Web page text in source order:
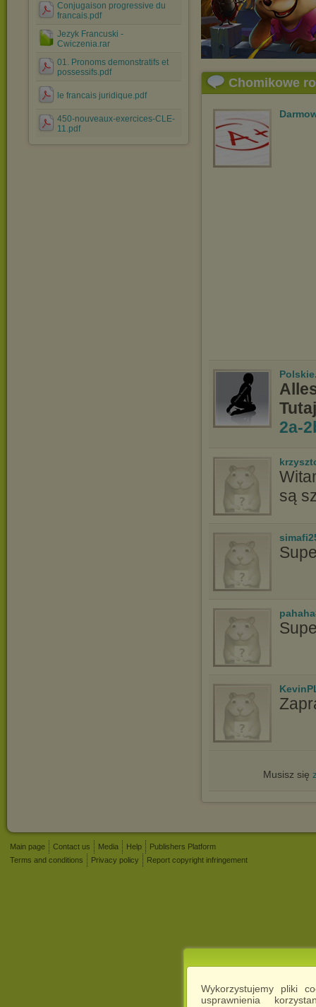
Wykorzystujemy pliki
usprawnienia
Conjugaison progressive du
francais.pdf
Jezyk Francuski -
Cwiczenia.rar
01. Pronoms demonstratifs et
possessifs.pdf
le francais juridique.pdf
450-nouveaux-exercices-CLE-
11.pdf
Chomikowe
2a-
są
Musisz się
Main page Contact us Media Help
Publishers Platform
Terms and conditions
Privacy policy Report copyright infringement